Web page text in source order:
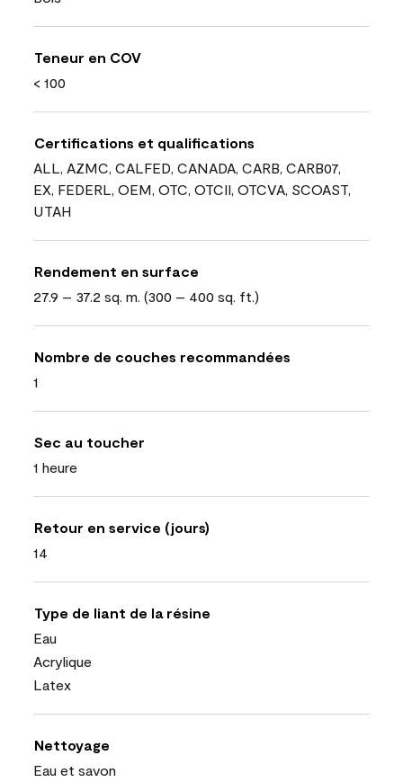
Teneur en COV
< 100
Certifications et qualifications
ALL, AZMC, CALFED, CANADA, CARB, CARB07,
EX, FEDERL, OEM, OTC, OTCII, OTCVA, SCOAST,
UTAH
Rendement en surface
27.9 – 37.2 sq. m. (300 – 400 sq. ft.)
Nombre de couches recommandées
1
Sec au toucher
1 heure
Retour en service (jours)
14
Type de liant de la résine
Eau
Acrylique
Latex
Nettoyage
Eau et savon